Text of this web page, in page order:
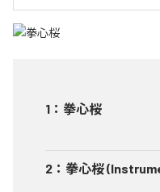
1 ： 拳心桜
2 ： 拳心桜